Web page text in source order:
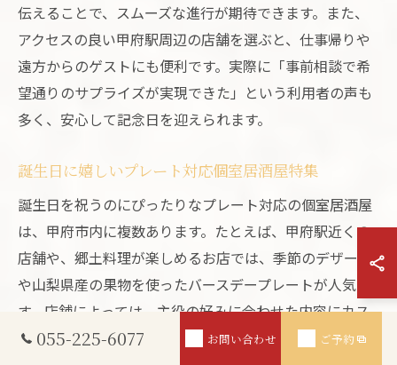
伝えることで、スムーズな進行が期待できます。また、
アクセスの良い甲府駅周辺の店舗を選ぶと、仕事帰りや
遠方からのゲストにも便利です。実際に「事前相談で希
望通りのサプライズが実現できた」という利用者の声も
多く、安心して記念日を迎えられます。
誕生日に嬉しいプレート対応個室居酒屋特集
誕生日を祝うのにぴったりなプレート対応の個室居酒屋
は、甲府市内に複数あります。たとえば、甲府駅近くの
店舗や、郷土料理が楽しめるお店では、季節のデザート
や山梨県産の果物を使ったバースデープレートが人気で
す。店舗によっては、主役の好みに合わせた内容にカス
タマイズしてくれる場合もあり、特別感を演出できま
055-225-6077 お問い合わせ ご予約